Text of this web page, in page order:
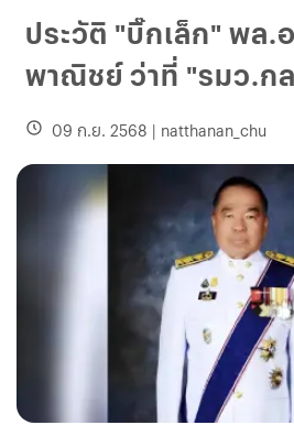
ประวัติ "บิ๊กเล็ก" พล
พาณิชย์ ว่าที่ "รมว.ก
09 ก.ย. 2568 | natthanan_chu